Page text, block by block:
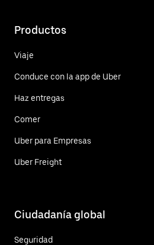
Productos
Viaje
Conduce con la app de Uber
Haz entregas
Comer
Uber para Empresas
Uber Freight
Ciudadanía global
Seguridad